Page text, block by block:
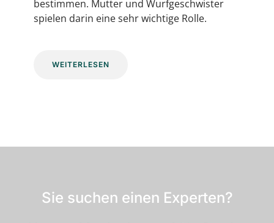
bestimmen. Mutter und Wurfgeschwister
spielen darin eine sehr wichtige Rolle.
WEITERLESEN
Sie suchen einen Experten?